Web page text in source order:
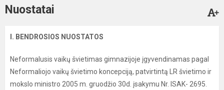
Nuostatai
I. BENDROSIOS NUOSTATOS
Neformalusis vaikų švietimas gimnazijoje įgyvendinamas pagal
Neformaliojo vaikų švietimo koncepciją, patvirtintą LR švietimo ir
mokslo ministro 2005 m. gruodžio 30d. įsakymu Nr. ISAK- 2695.